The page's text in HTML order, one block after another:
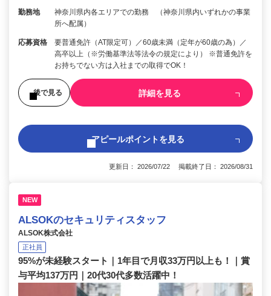
勤務地
神奈川県内各エリアでの勤務 （神奈川県内いずれかの事業
所へ配属）
応募資格
要普通免許（AT限定可）／60歳未満（定年が60歳の為）／
高卒以上（※労働基準法等法令の規定により） ※普通免許を
お持ちでない方は入社までの取得でOK！
後で見る 詳細を見る
アピールポイントを見る
更新日： 2026/07/22 掲載終了日： 2026/08/31
NEW
ALSOKのセキュリティスタッフ
ALSOK株式会社
正社員
95%が未経験スタート｜1年目で月収33万円以上も！｜賞
与平均137万円｜20代30代多数活躍中！